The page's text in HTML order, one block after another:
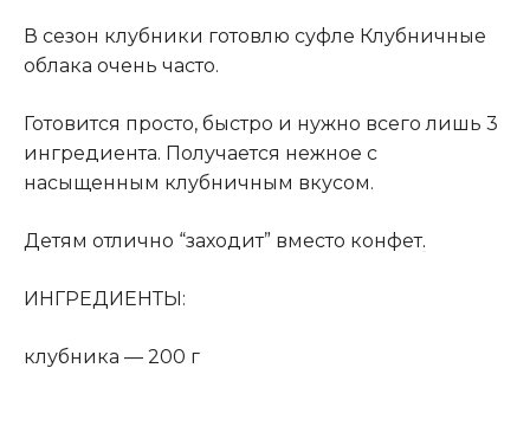
В сезон клубники готовлю суфле Клубничные
облака очень часто.
Готовится просто, быстро и нужно всего лишь 3
ингредиента. Получается нежное с
насыщенным клубничным вкусом.
Детям отлично “заходит” вместо конфет.
ИНГРЕДИЕНТЫ:
клубника — 200 г